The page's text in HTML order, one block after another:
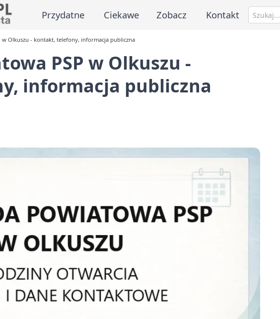
Przydatne Ciekawe Zobacz Kontakt
w Olkuszu - kontakt, telefony, informacja publiczna
PSP w Olkuszu -
informacja publiczna